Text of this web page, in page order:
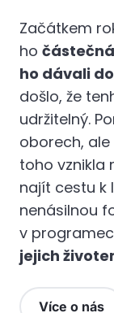
Začátkem
ho
ho dávali
došlo, že
udržitelný.
oborech, ale
toho vznikla
najít cestu k
nenásilnou
v
jejich
Více o nás